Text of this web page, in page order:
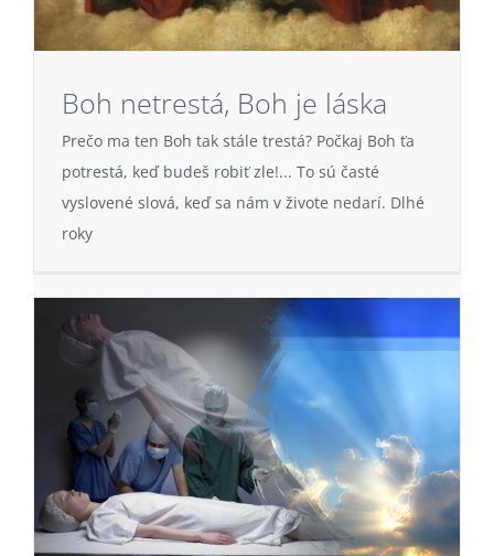
Boh netrestá, Boh je láska
Prečo ma ten Boh tak stále trestá? Počkaj Boh ťa
potrestá, keď budeš robiť zle!... To sú časté
vyslovené slová, keď sa nám v živote nedarí. Dlhé
roky